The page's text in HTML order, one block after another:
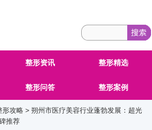
整形资讯 整形精选
整形问答 整形案例
形攻略 > 朔州市医疗美容行业蓬勃发展：超光
推荐